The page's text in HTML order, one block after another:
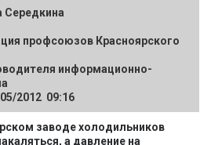
Середкина
профсоюзов Красноярского
информационно-
2012 09:16
заводе холодильников
а давление на